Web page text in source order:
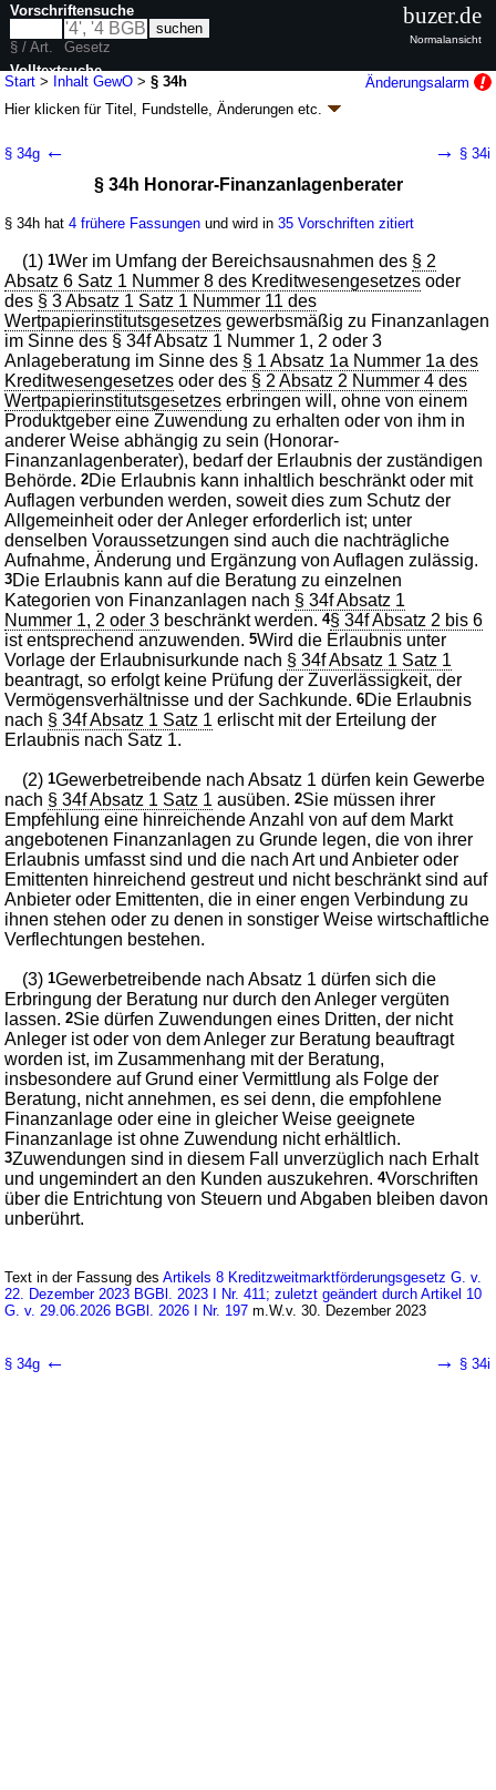
Start > Inhalt GewO >§ 34h
Änderungsalarm
Hier klicken fürTitel, Fundstelle, Änderungen etc.
G. v. 20.07.2026BGBl. 2026 I Nr. 215
130 weitere Fassungen | wird in 667 Vorschriften zitiert
Titel II Stehendes Gewerbe
II. Erfordernis besonderer Überwachung oder
Genehmigung
B. Gewerbetreibende, die einer besonderen
Genehmigung bedürfen
§ 34g ← → § 34i
§ 34h Honorar-Finanzanlagenberater
§ 34h hat4 frühere Fassungen und wird in35 Vorschriften zitiert
(1)1Wer im Umfang der Bereichsausnahmen des § 2
Absatz 6 Satz 1 Nummer 8 des Kreditwesengesetzes oder
des § 3 Absatz 1 Satz 1 Nummer 11 des
Wertpapierinstitutsgesetzes gewerbsmäßig zu Finanzanlagen
im Sinne des § 34f Absatz 1 Nummer 1, 2 oder 3
Anlageberatung im Sinne des § 1 Absatz 1a Nummer 1a des
Kreditwesengesetzes oder des § 2 Absatz 2 Nummer 4 des
Wertpapierinstitutsgesetzes erbringen will, ohne von einem
Produktgeber eine Zuwendung zu erhalten oder von ihm in
anderer Weise abhängig zu sein (Honorar-
Finanzanlagenberater), bedarf der Erlaubnis der zuständigen
Behörde.2Die Erlaubnis kann inhaltlich beschränkt oder mit
Auflagen verbunden werden, soweit dies zum Schutz der
Allgemeinheit oder der Anleger erforderlich ist; unter
denselben Voraussetzungen sind auch die nachträgliche
Aufnahme, Änderung und Ergänzung von Auflagen zulässig.
3Die Erlaubnis kann auf die Beratung zu einzelnen
Kategorien von Finanzanlagen nach § 34f Absatz 1
Nummer 1, 2 oder 3 beschränkt werden.4§ 34f Absatz 2 bis 6
ist entsprechend anzuwenden.5Wird die Erlaubnis unter
Vorlage der Erlaubnisurkunde nach § 34f Absatz 1 Satz 1
beantragt, so erfolgt keine Prüfung der Zuverlässigkeit, der
Vermögensverhältnisse und der Sachkunde.6Die Erlaubnis
nach § 34f Absatz 1 Satz 1 erlischt mit der Erteilung der
Erlaubnis nach Satz 1.
(2)1Gewerbetreibende nach Absatz 1 dürfen kein Gewerbe
nach § 34f Absatz 1 Satz 1 ausüben.2Sie müssen ihrer
Empfehlung eine hinreichende Anzahl von auf dem Markt
angebotenen Finanzanlagen zu Grunde legen, die von ihrer
Erlaubnis umfasst sind und die nach Art und Anbieter oder
Emittenten hinreichend gestreut und nicht beschränkt sind auf
Anbieter oder Emittenten, die in einer engen Verbindung zu
ihnen stehen oder zu denen in sonstiger Weise wirtschaftliche
Verflechtungen bestehen.
(3)1Gewerbetreibende nach Absatz 1 dürfen sich die
Erbringung der Beratung nur durch den Anleger vergüten
lassen.2Sie dürfen Zuwendungen eines Dritten, der nicht
Anleger ist oder von dem Anleger zur Beratung beauftragt
worden ist, im Zusammenhang mit der Beratung,
insbesondere auf Grund einer Vermittlung als Folge der
Beratung, nicht annehmen, es sei denn, die empfohlene
Finanzanlage oder eine in gleicher Weise geeignete
Finanzanlage ist ohne Zuwendung nicht erhältlich.
3Zuwendungen sind in diesem Fall unverzüglich nach Erhalt
und ungemindert an den Kunden auszukehren.4Vorschriften
über die Entrichtung von Steuern und Abgaben bleiben davon
unberührt.
Text in der Fassung desArtikels 8 Kreditzweitmarktförderungsgesetz G. v.
22. Dezember 2023 BGBl. 2023 I Nr. 411; zuletzt geändert durch Artikel 10
G. v. 29.06.2026 BGBl. 2026 I Nr. 197 m.W.v. 30. Dezember 2023
§ 34g ← → § 34i
Vorschriftensuche
§ / Art.
Gesetz
Volltextsuche
nur in GewO
buzer.de
Normalansicht